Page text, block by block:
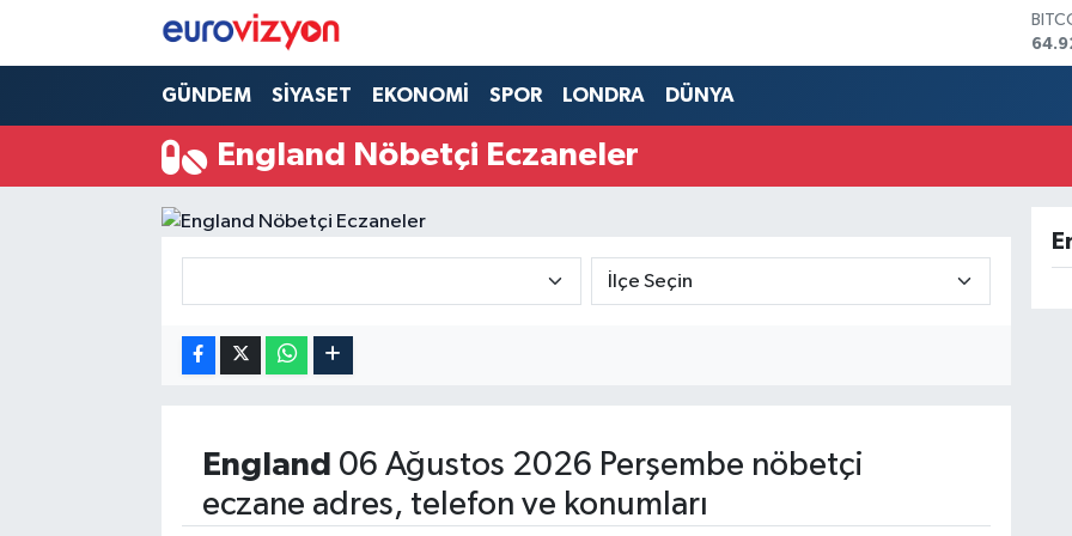
GÜNDEM SİYASET EKONOMİ SPOR LONDRA DÜNYA
England Nöbetçi Eczaneler
England 06 Ağustos 2026 Perşembe nöbetçi
eczane adres, telefon ve konumları